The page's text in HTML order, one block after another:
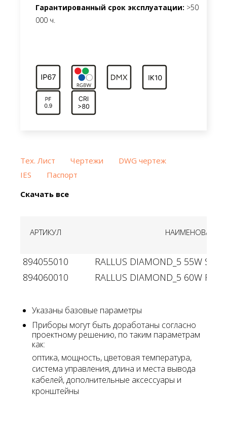
Гарантированный срок эксплуатации: >50
000 ч.
Тех. Лист Чертежи
DWG чертеж
IES
Паспорт
Скачать все
АРТИКУЛ НАИМЕНОВАНИЕ
894055010
RALLUS DIAMOND_5 55W
894060010
RALLUS DIAMOND_5 60W
Указаны базовые параметры
Приборы могут быть доработаны согласно
проектному решению, по таким параметрам
как:
оптика, мощность, цветовая температура,
система управления, длина и места вывода
кабелей, дополнительные аксессуары и
кронштейны